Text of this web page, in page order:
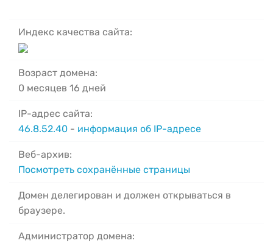
Индекс качества сайта:
Возраст домена:
0 месяцев 16 дней
IP-адрес сайта:
46.8.52.40 - информация об IP-адресе
Веб-архив:
Посмотреть сохранённые страницы
Домен делегирован и должен открываться в
браузере.
Администратор домена: